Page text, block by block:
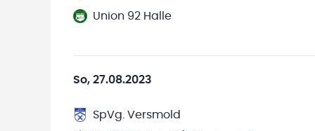
Union 92 Halle
So, 27.08.2023
SpVg. Versmold